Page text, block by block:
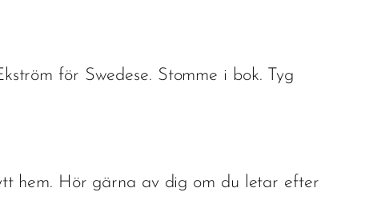
för Swedese. Stomme i bok. Tyg
hem. Hör gärna av dig om du letar efter